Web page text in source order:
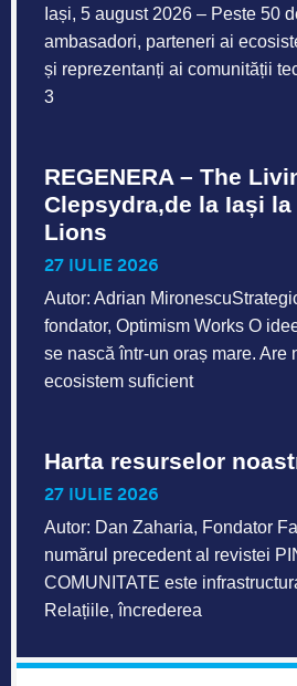
Iași, 5 august 2026 – Peste 50
ambasadori, parteneri ai
și reprezentanți ai comunității
3
REGENERA – The
Clepsydra,de la Iași la
Lions
27 IULIE 2026
Autor: Adrian
fondator, Optimism Works O
se nască într-un oraș mare. Are
ecosistem suficient
Harta resurselor
27 IULIE 2026
Autor: Dan Zaharia, Fondator
numărul precedent al revistei
COMUNITATE este
Relațiile, încrederea